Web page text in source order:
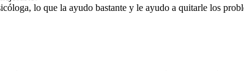
lo que la ayudo bastante y le ayudo a quitarle los